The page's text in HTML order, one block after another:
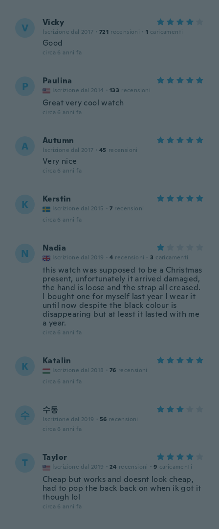
V Vicky
Iscrizione dal 2017 · 721 recensioni · 1 caricamenti
Good
circa 6 anni fa
P Paulina
Iscrizione dal 2014 · 133 recensioni
Great very cool watch
circa 6 anni fa
A Autumn
Iscrizione dal 2017 · 45 recensioni
Very nice
circa 6 anni fa
K Kerstin
Iscrizione dal 2015 · 7 recensioni
circa 6 anni fa
N Nadia
Iscrizione dal 2019 · 4 recensioni · 3 caricamenti
this watch was supposed to be a Christmas
present, unfortunately it arrived damaged,
the hand is loose and the strap all creased.
I bought one for myself last year I wear it
until now despite the black colour is
disappearing but at least it lasted with me
a year.
circa 6 anni fa
K Katalin
Iscrizione dal 2018 · 76 recensioni
circa 6 anni fa
수 수동
Iscrizione dal 2019 · 56 recensioni
circa 6 anni fa
T Taylor
Iscrizione dal 2019 · 24 recensioni · 9 caricamenti
Cheap but works and doesnt look cheap,
had to pop the back back on when ik got it
though lol
circa 6 anni fa